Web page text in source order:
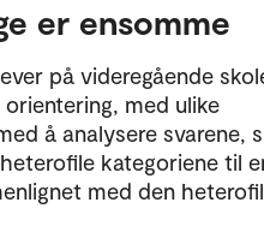
er ensomme
på videregående
med ulike
å analysere svarene,
kategoriene til
med den